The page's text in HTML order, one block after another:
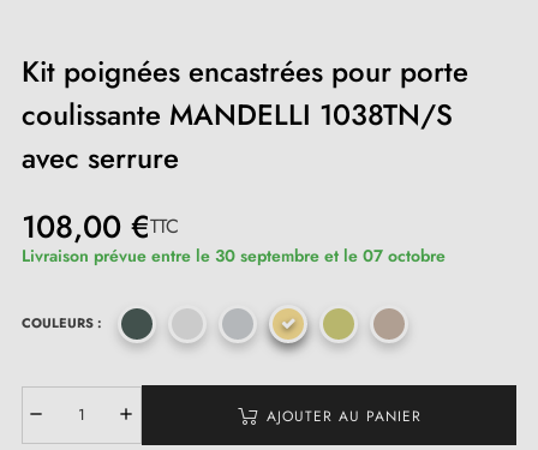
Kit poignées encastrées pour porte
coulissante MANDELLI 1038TN/S
avec serrure
108,00 €TTC
Livraison prévue entre le 30 septembre et le 07 octobre
COULEURS :
AJOUTER AU PANIER